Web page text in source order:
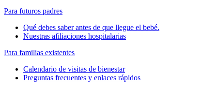
Para futuros padres
Qué debes saber antes de que llegue el bebé.
Nuestras afiliaciones hospitalarias
Para familias existentes
Calendario de visitas de bienestar
Preguntas frecuentes y enlaces rápidos